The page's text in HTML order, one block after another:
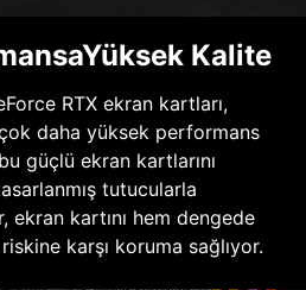
Kalite
RTX ekran kartları,
daha yüksek performans
güçlü ekran kartlarını
tutucularla
ekran kartını hem dengede
karşı koruma sağlıyor.